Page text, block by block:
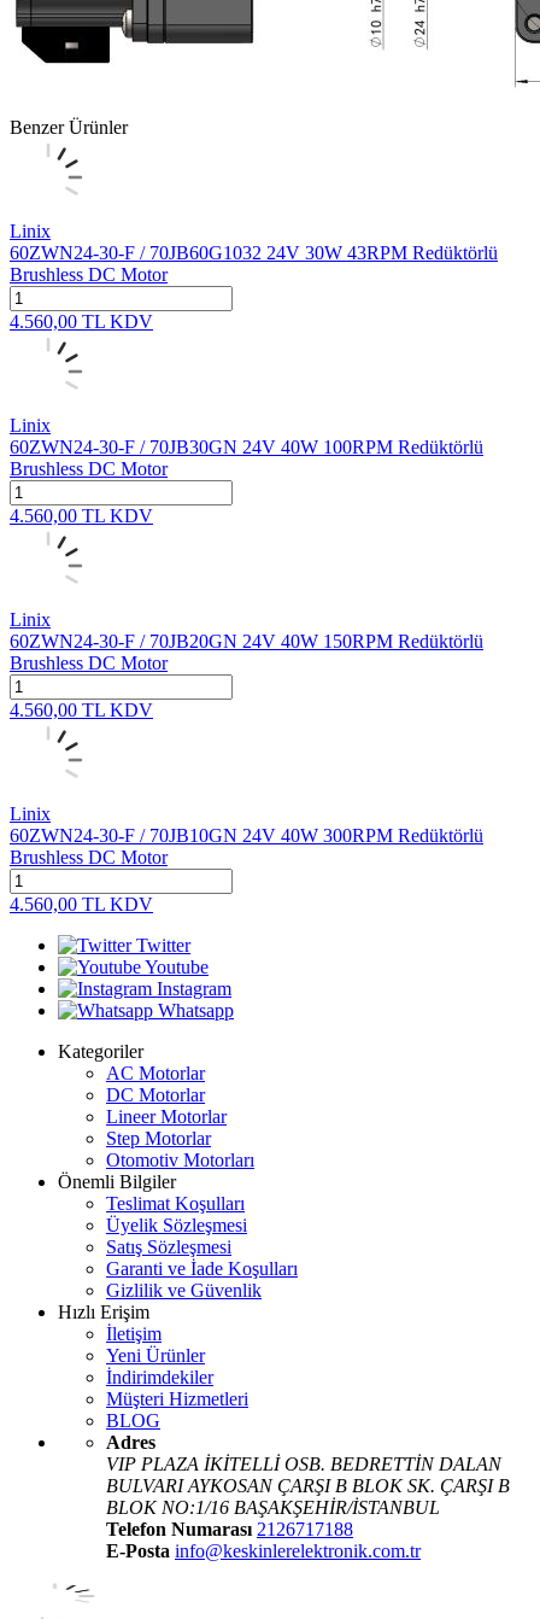
Benzer Ürünler
Linix
60ZWN24-30-F / 70JB60G1032 24V 30W 43RPM Redüktörlü
Brushless DC Motor
4.560,00 TL KDV
Linix
60ZWN24-30-F / 70JB30GN 24V 40W 100RPM Redüktörlü
Brushless DC Motor
4.560,00 TL KDV
Linix
60ZWN24-30-F / 70JB20GN 24V 40W 150RPM Redüktörlü
Brushless DC Motor
4.560,00 TL KDV
Linix
60ZWN24-30-F / 70JB10GN 24V 40W 300RPM Redüktörlü
Brushless DC Motor
4.560,00 TL KDV
Twitter
Youtube
Instagram
Whatsapp
Kategoriler
AC Motorlar
DC Motorlar
Lineer Motorlar
Step Motorlar
Otomotiv Motorları
Önemli Bilgiler
Teslimat Koşulları
Üyelik Sözleşmesi
Satış Sözleşmesi
Garanti ve İade Koşulları
Gizlilik ve Güvenlik
Hızlı Erişim
İletişim
Yeni Ürünler
İndirimdekiler
Müşteri Hizmetleri
BLOG
Adres
VIP PLAZA İKİTELLİ OSB. BEDRETTİN DALAN
BULVARI AYKOSAN ÇARŞI B BLOK SK. ÇARŞI B
BLOK NO:1/16 BAŞAKŞEHİR/İSTANBUL
Telefon Numarası 2126717188
E-Posta info@keskinlerelektronik.com.tr